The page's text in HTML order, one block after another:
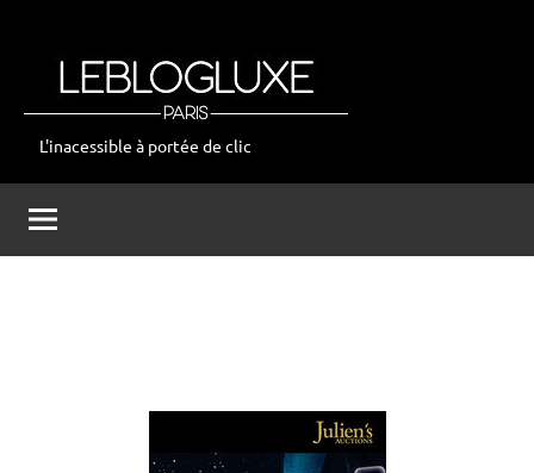
leblogluxe
L'inacessible à portée de clic